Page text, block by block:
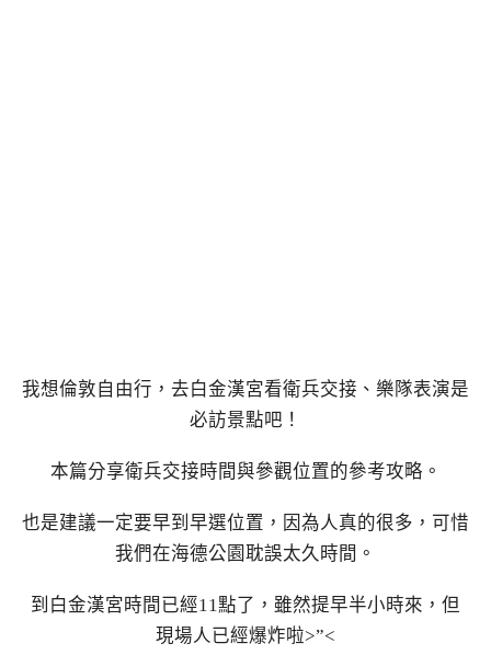
我想倫敦自由行，去白金漢宮看衛兵交接、樂隊表演是
必訪景點吧！
本篇分享衛兵交接時間與參觀位置的參考攻略。
也是建議一定要早到早選位置，因為人真的很多，可惜
我們在海德公園耽誤太久時間。
到白金漢宮時間已經11點了，雖然提早半小時來，但
現場人已經爆炸啦>”<